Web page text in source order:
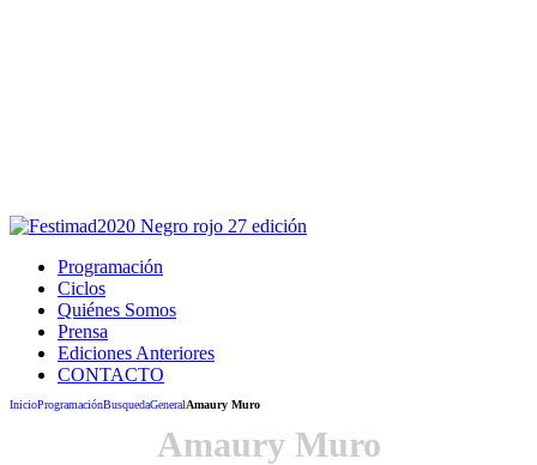
Programación
Ciclos
Quiénes Somos
Prensa
Ediciones Anteriores
CONTACTO
InicioProgramaciónBusquedaGeneralAmaury Muro
Amaury Muro